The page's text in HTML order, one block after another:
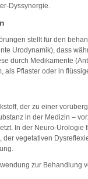
Dyssynergie.
stellt für den
Urodynamik), dass
durch Medikamente
als Pflaster oder in
der zu einer
in der Medizin –
In der Neuro-Urologie
vegetativen
zur Behandlung